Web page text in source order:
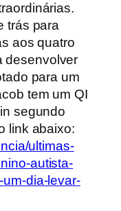
trás para
aos quatro
desenvolver
para um
tem um QI
segundo
link abaixo:
ultimas-
autista-
dia-levar-